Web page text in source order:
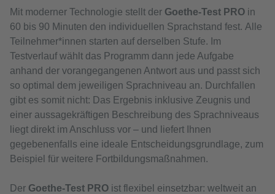
Mit moderner Technologie stellt der Goethe-Test PRO in
60 bis 90 Minuten den individuellen Sprachstand fest. Alle
Teilnehmer*innen starten auf derselben Stufe. Im
Testverlauf wählt das Programm dann jede Aufgabe
anhand der vorangegangenen Antwort aus und passt sich
so optimal dem jeweiligen Sprachniveau an. Durchfallen
gibt es somit nicht: Das Ergebnis inklusive Zeugnis und
einer aussagekräftigen Beschreibung des Sprachniveaus
liegt direkt im Anschluss vor – und liefert Ihnen
gegebenenfalls eine ideale Entscheidungsgrundlage, zum
Beispiel für weitere Fortbildungsmaßnahmen.
Der Goethe-Test PRO ist flexibel einsetzbar: weltweit an